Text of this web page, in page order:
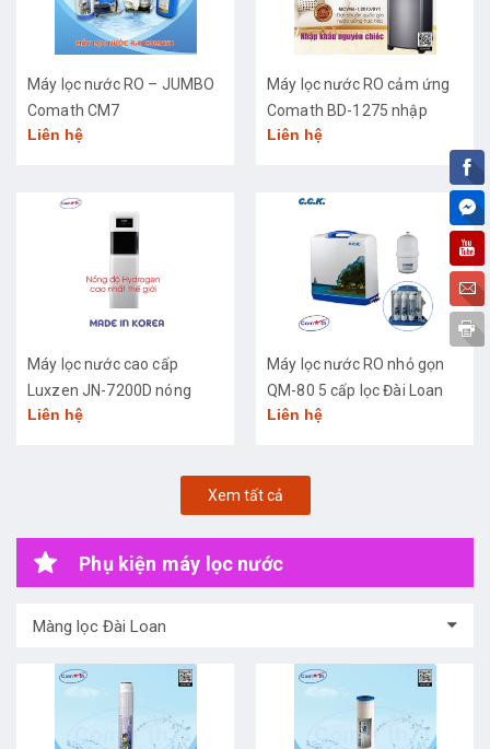
Máy lọc nước RO – JUMBO
Comath CM7
Liên hệ
Máy lọc nước RO cảm ứng
Comath BD-1275 nhập
khẩu cao cấp
Liên hệ
Máy lọc nước cao cấp
Luxzen JN-7200D nóng
lạnh
Liên hệ
Máy lọc nước RO nhỏ gọn
QM-80 5 cấp lọc Đài Loan
Liên hệ
Xem tất cả
Phụ kiện máy lọc nước
Màng lọc Đài Loan